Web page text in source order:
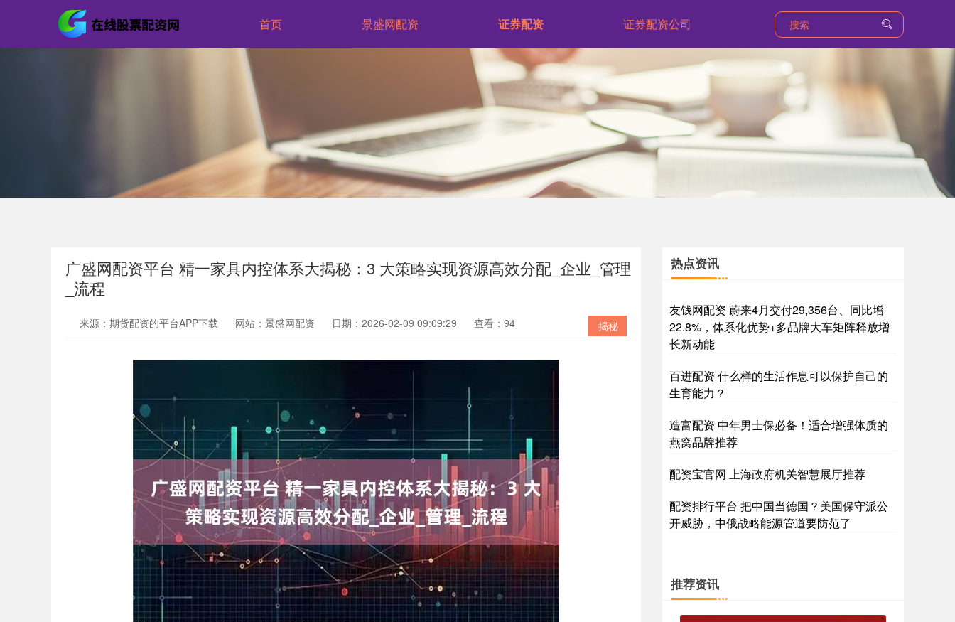
首页 景盛网配资 证券配资 证券配资公司
广盛网配资平台 精一家具内控体系大揭秘：3 大策略实现资源高效分配_企业_管理
_流程
揭秘
来源：期货配资的平台APP下载 网站：景盛网配资 日期：2026-02-09 09:09:29 查看：94
热点资讯
友钱网配资 蔚来4月交付29,356台、同比增
22.8%，体系化优势+多品牌大车矩阵释放增
长新动能
百进配资 什么样的生活作息可以保护自己的
生育能力？
造富配资 中年男士保必备！适合增强体质的
燕窝品牌推荐
配资宝官网 上海政府机关智慧展厅推荐
配资排行平台 把中国当德国？美国保守派公
开威胁，中俄战略能源管道要防范了
推荐资讯